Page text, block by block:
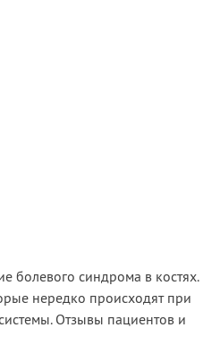
болевого синдрома в костях.
нередко происходят при
Отзывы пациентов и